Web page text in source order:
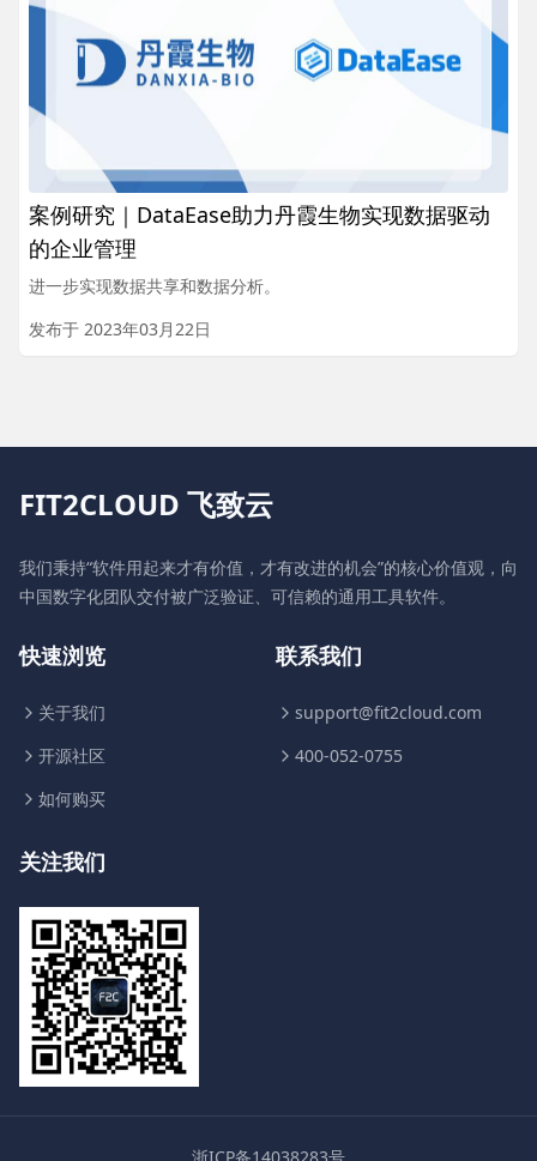
案例研究｜DataEase助力丹霞生物实现数据驱动
的企业管理
进一步实现数据共享和数据分析。
发布于 2023年03月22日
FIT2CLOUD 飞致云
我们秉持“软件用起来才有价值，才有改进的机会”的核心价值观，向
中国数字化团队交付被广泛验证、可信赖的通用工具软件。
快速浏览
关于我们
开源社区
如何购买
联系我们
support@fit2cloud.com
400-052-0755
关注我们
浙ICP备14038283号